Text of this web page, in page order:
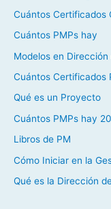
Cuántos Certificados
Cuántos PMPs hay
Modelos en
Cuántos Certificados
Qué es un Proyecto
Cuántos PMPs hay
Libros de PM
Cómo Iniciar en la
Qué es la Dirección